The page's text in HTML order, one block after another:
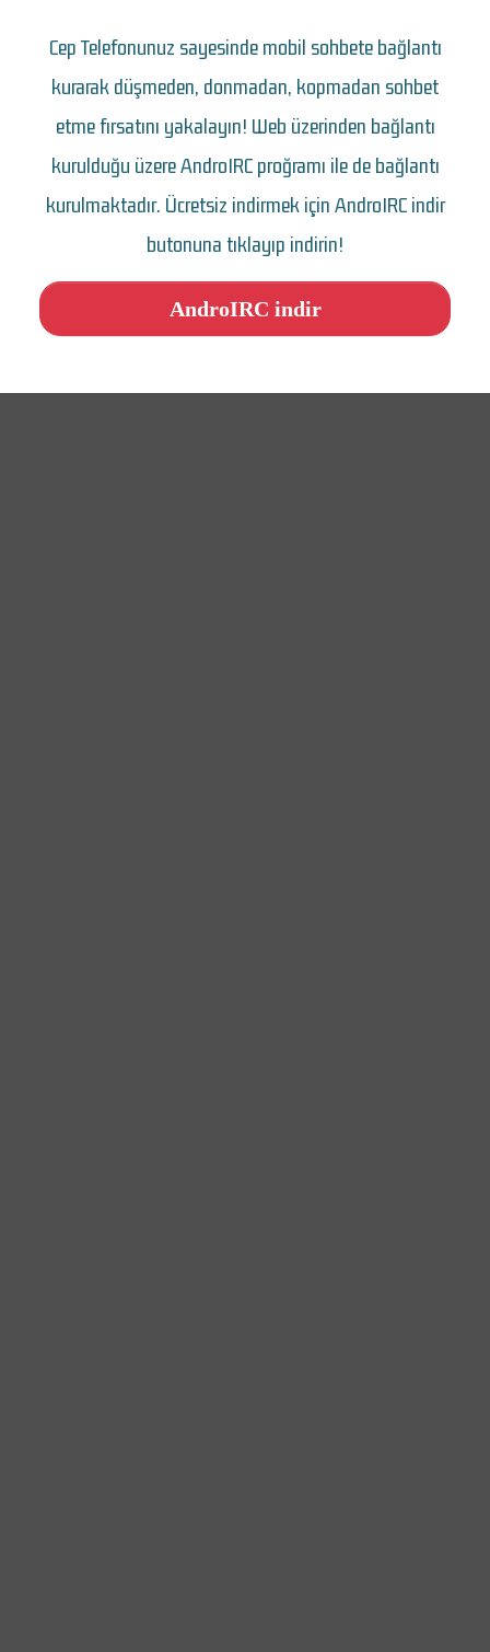
Cep Telefonunuz sayesinde mobil sohbete bağlantı
kurarak düşmeden, donmadan, kopmadan sohbet
etme fırsatını yakalayın! Web üzerinden bağlantı
kurulduğu üzere AndroIRC proğramı ile de bağlantı
kurulmaktadır. Ücretsiz indirmek için AndroIRC indir
butonuna tıklayıp indirin!
AndroIRC indir